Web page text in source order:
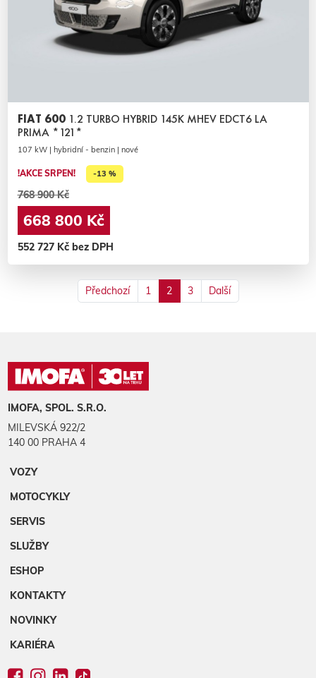
FIAT 600 1.2 TURBO HYBRID 145K MHEV EDCT6 LA
PRIMA *121*
107 kW | hybridní - benzin | nové
!AKCE SRPEN! -13 %
768 900 Kč
668 800 Kč
552 727 Kč bez DPH
Předchozí 1 2 3 Další
IMOFA, SPOL. S.R.O.
MILEVSKÁ 922/2
140 00 PRAHA 4
VOZY
MOTOCYKLY
SERVIS
SLUŽBY
ESHOP
KONTAKTY
NOVINKY
KARIÉRA